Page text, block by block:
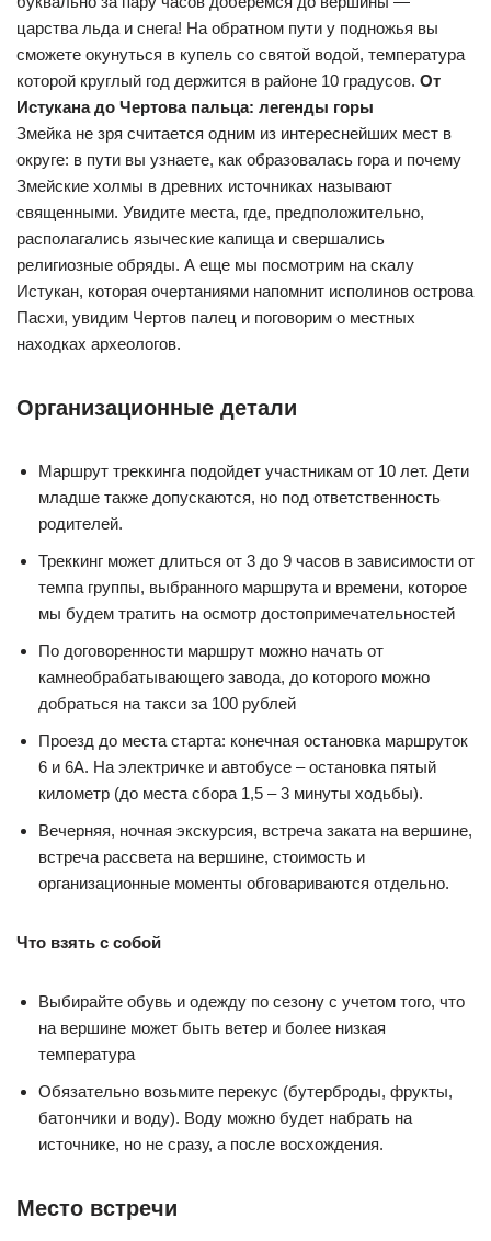
царства льда и снега! На обратном пути у подножья вы
сможете окунуться в купель со святой водой, температура
которой круглый год держится в районе 10 градусов. От
Истукана до Чертова пальца: легенды горы
Змейка не зря считается одним из интереснейших мест в
округе: в пути вы узнаете, как образовалась гора и почему
Змейские холмы в древних источниках называют
священными. Увидите места, где, предположительно,
располагались языческие капища и свершались
религиозные обряды. А еще мы посмотрим на скалу
Истукан, которая очертаниями напомнит исполинов острова
Пасхи, увидим Чертов палец и поговорим о местных
находках археологов.
Организационные детали
Маршрут треккинга подойдет участникам от 10 лет. Дети
младше также допускаются, но под ответственность
родителей.
Треккинг может длиться от 3 до 9 часов в зависимости от
темпа группы, выбранного маршрута и времени, которое
мы будем тратить на осмотр достопримечательностей
По договоренности маршрут можно начать от
камнеобрабатывающего завода, до которого можно
добраться на такси за 100 рублей
Проезд до места старта: конечная остановка маршруток
6 и 6А. На электричке и автобусе – остановка пятый
километр (до места сбора 1,5 – 3 минуты ходьбы).
Вечерняя, ночная экскурсия, встреча заката на вершине,
встреча рассвета на вершине, стоимость и
организационные моменты обговариваются отдельно.
Что взять с собой
Выбирайте обувь и одежду по сезону с учетом того, что
на вершине может быть ветер и более низкая
температура
Обязательно возьмите перекус (бутерброды, фрукты,
батончики и воду). Воду можно будет набрать на
источнике, но не сразу, а после восхождения.
Место встречи